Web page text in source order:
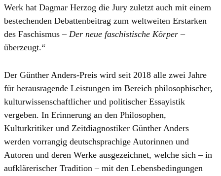
Werk hat Dagmar Herzog die Jury zuletzt auch mit einem
bestechenden Debattenbeitrag zum weltweiten Erstarken
des Faschismus – Der neue faschistische Körper –
überzeugt.“
Der Günther Anders-Preis wird seit 2018 alle zwei Jahre
für herausragende Leistungen im Bereich philosophischer,
kulturwissenschaftlicher und politischer Essayistik
vergeben. In Erinnerung an den Philosophen,
Kulturkritiker und Zeitdiagnostiker Günther Anders
werden vorrangig deutschsprachige Autorinnen und
Autoren und deren Werke ausgezeichnet, welche sich – in
aufklärerischer Tradition – mit den Lebensbedingungen